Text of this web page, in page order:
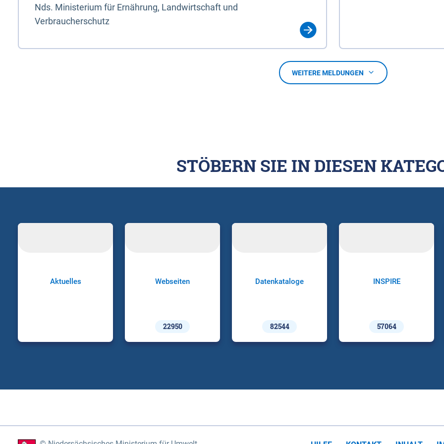
Nds. Ministerium für Ernährung, Landwirtschaft und
Verbraucherschutz
WEITERE MELDUNGEN
STÖBERN SIE IN DIESEN
Aktuelles Webseiten
22950
Datenkataloge
82544
INSPIRE
57064